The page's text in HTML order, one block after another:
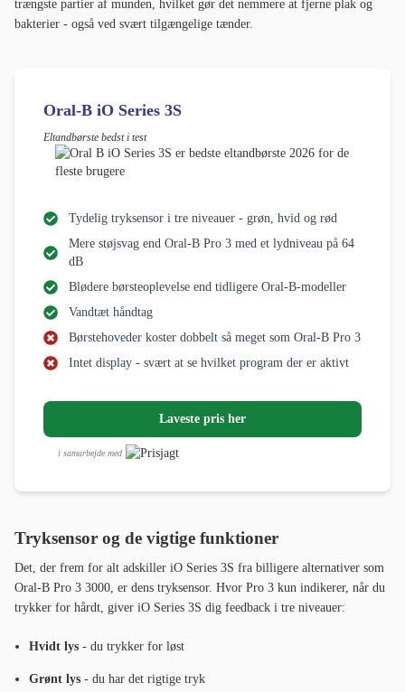
trængste partier af munden, hvilket gør det nemmere at fjerne plak og
bakterier - også ved svært tilgængelige tænder.
Oral-B iO Series 3S
Eltandbørste bedst i test
Tydelig tryksensor i tre niveauer - grøn, hvid og rød
Mere støjsvag end Oral-B Pro 3 med et lydniveau på 64
dB
Blødere børsteoplevelse end tidligere Oral-B-modeller
Vandtæt håndtag
Børstehoveder koster dobbelt så meget som Oral-B Pro 3
Intet display - svært at se hvilket program der er aktivt
Laveste pris her
i samarbejde med
Tryksensor og de vigtige funktioner
Det, der frem for alt adskiller iO Series 3S fra billigere alternativer som
Oral-B Pro 3 3000, er dens tryksensor. Hvor Pro 3 kun indikerer, når du
trykker for hårdt, giver iO Series 3S dig feedback i tre niveauer:
Hvidt lys - du trykker for løst
Grønt lys - du har det rigtige tryk